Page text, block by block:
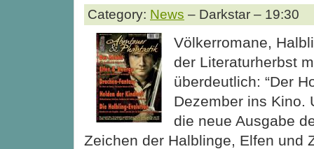
Category: News – Darkstar – 19:30
Völkerromane,
der Literaturherbst
überdeutlich: “Der
Dezember ins Kino.
die neue Ausgabe
Zeichen der Halblinge, Elfen und